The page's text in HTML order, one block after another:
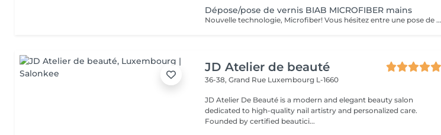
Dépose/pose de vernis BIAB MICROFIBER mains
Nouvelle technologie, Microfiber! Vous hésitez entre une pose de vernis permanent et la manucure gel ? Vos ongles sont cassants, mous, rongés et fragilisés par les poses du gel ou du semi-permanent ? Vous ne parvenez pas à garder une jolie longueur ? Contrairement au gel semi-permanent, le BIAB est dépourvu d'actifs chimiques susceptibles d'abîmer les ongles et est certifié vegan et cruelty-free. Découvrez votre nouvelle manucure chouchou: Le BIAB. Un traitement sain et efficace pour renforcer vos ongles et leur offrir une nouvelle santé! Enrichi en fibres synthétiques pour la résistance et la flexibilité, en vitamine E et calcium pour les soigner, le BIAB vous apporte une très bonne adhérence même sur les ongles difficiles. Grâce à sa couche de base extra forte et durable, le BIAB vous apportera une tenue de 3 à 4 semaines.
JD Atelier de beauté
36-38, Grand Rue Luxembourg L-1660
JD Atelier De Beauté is a modern and elegant beauty salon
dedicated to high-quality nail artistry and personalized care.
Founded by certified beautici...